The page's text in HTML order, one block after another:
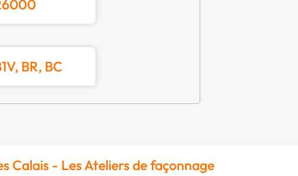
BR, BC
Calais - Les Ateliers de façonnage